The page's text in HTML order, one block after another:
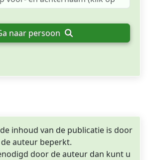
naar persoon
inhoud van de publicatie is door
de auteur beperkt.
door de auteur dan kunt u